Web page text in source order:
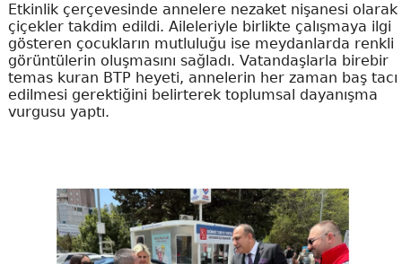
Etkinlik çerçevesinde annelere nezaket nişanesi olarak
çiçekler takdim edildi. Aileleriyle birlikte çalışmaya ilgi
gösteren çocukların mutluluğu ise meydanlarda renkli
görüntülerin oluşmasını sağladı. Vatandaşlarla birebir
temas kuran BTP heyeti, annelerin her zaman baş tacı
edilmesi gerektiğini belirterek toplumsal dayanışma
vurgusu yaptı.